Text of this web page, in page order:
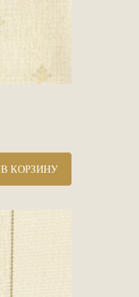
В КОРЗИНУ